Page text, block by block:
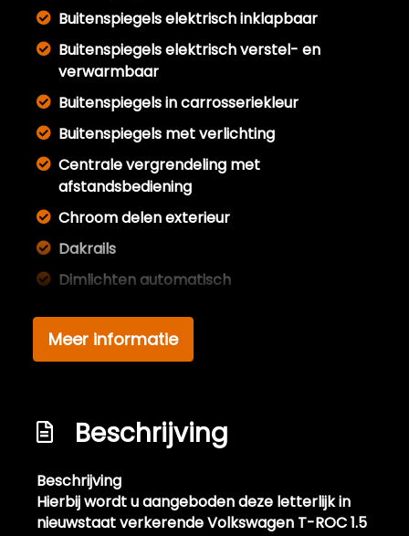
Buitenspiegels elektrisch inklapbaar
Buitenspiegels elektrisch verstel- en
verwarmbaar
Buitenspiegels in carrosseriekleur
Buitenspiegels met verlichting
Centrale vergrendeling met
afstandsbediening
Chroom delen exterieur
Dakrails
Dimlichten automatisch
Elektrisch glazen panorama-dak
Getint glas
Led dagrijverlichting
Led koplampen
Meer informatie
Beschrijving
Beschrijving
Hierbij wordt u aangeboden deze letterlijk in
nieuwstaat verkerende Volkswagen T-ROC 1.5